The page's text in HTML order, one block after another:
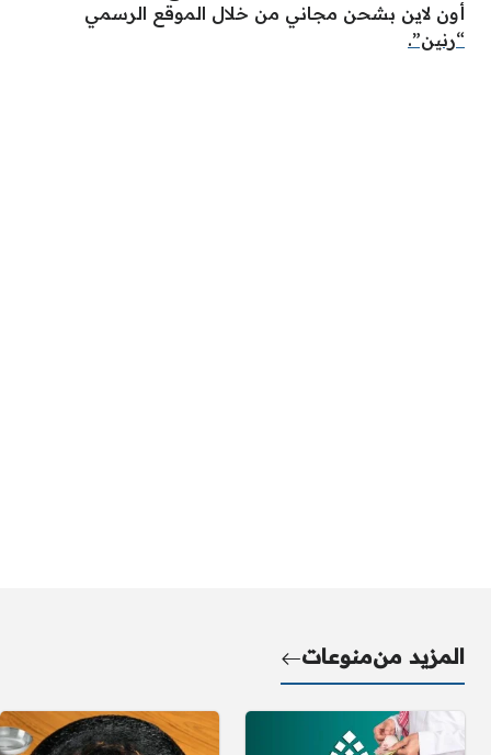
أون لاين بشحن مجاني من خلال الموقع الرسمي
“رنين”.
المزيد منمنوعات